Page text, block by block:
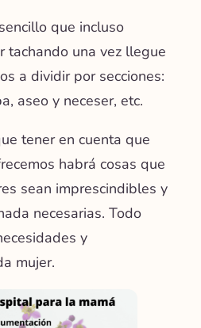
que incluso
tachando una vez llegue
a dividir por secciones:
aseo y neceser, etc.
tener en cuenta que
habrá cosas que
sean imprescindibles y
necesarias. Todo
y
mujer.